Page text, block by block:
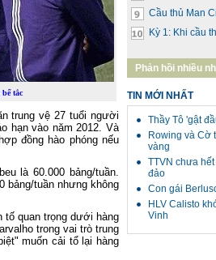
tắc
trung vệ 27 tuổi người
hạn vào năm 2012. Và
đồng hào phóng nếu
là 60.000 bảng/tuần.
bảng/tuần nhưng không
tố quan trọng dưới hàng
trong vai trò trung
muốn cải tổ lại hàng
Cầu thủ Man
Kỳ 1: Khi cầu
Phản hồi nhiều
TIN MỚI NHẤT
Thầy Tô 'gật
Rowing và Cờ
vàng
TTVN chưa
đảo
Con gái
HLV Calisto
Vinh